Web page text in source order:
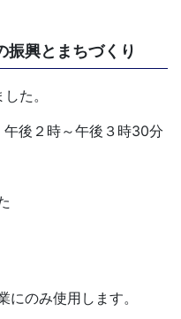
興とまちづくり
た。
後２時～午後３時30分
にのみ使用します。